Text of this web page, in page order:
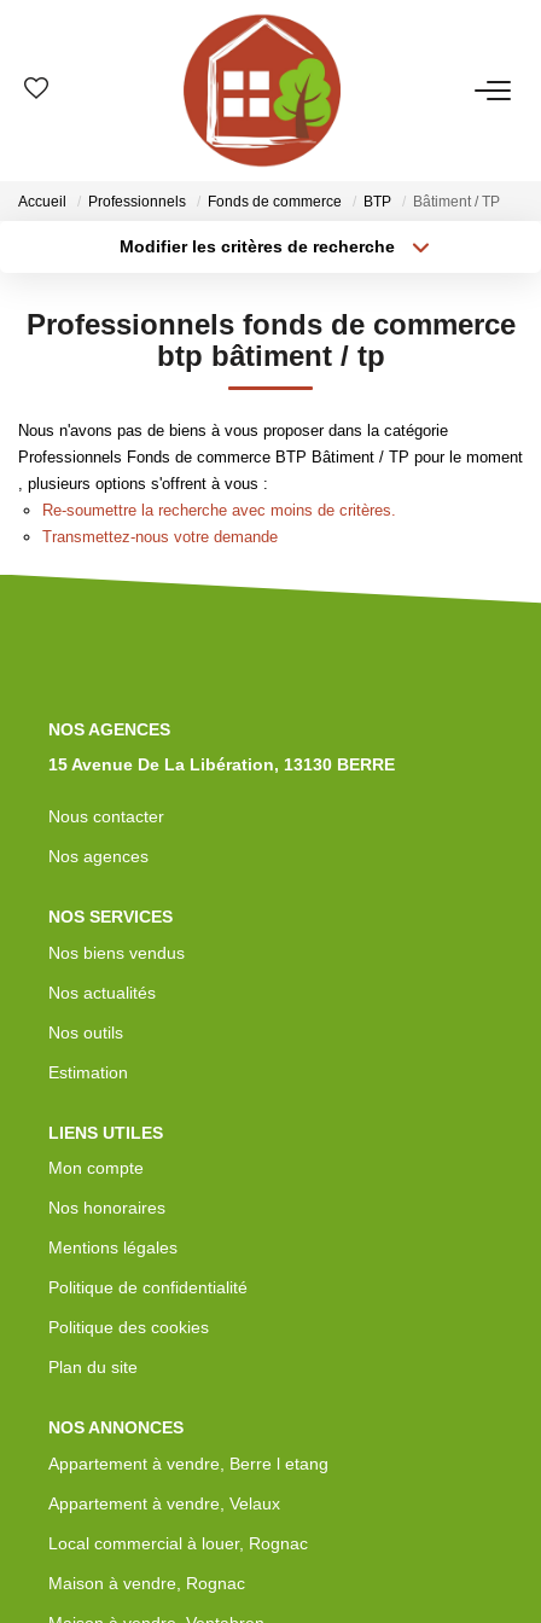
VENTES
ESTIMATION
GESTION
Qui Sommes-Nous ?
Nos Agences
Notre Équipe
Nos Actualités
Accueil Professionnels Fonds de commerce BTP Bâtiment / TP
Modifier les critères de recherche
Sélectionnez...
Type de bien
Surface min
Créer une alerte
Professionnels fonds de commerce
btp bâtiment / tp
Nous n'avons pas de biens à vous proposer dans la catégorie
Professionnels Fonds de commerce BTP Bâtiment / TP pour le moment
, plusieurs options s'offrent à vous :
Re-soumettre la recherche avec moins de critères.
Transmettez-nous votre demande
NOS AGENCES
15 Avenue De La Libération, 13130 BERRE
Nous contacter
Nos agences
NOS SERVICES
Nos biens vendus
Nos actualités
Nos outils
Estimation
LIENS UTILES
Mon compte
Nos honoraires
Mentions légales
Politique de confidentialité
Politique des cookies
Plan du site
NOS ANNONCES
Appartement à vendre, Berre l etang
Appartement à vendre, Velaux
Local commercial à louer, Rognac
Maison à vendre, Rognac